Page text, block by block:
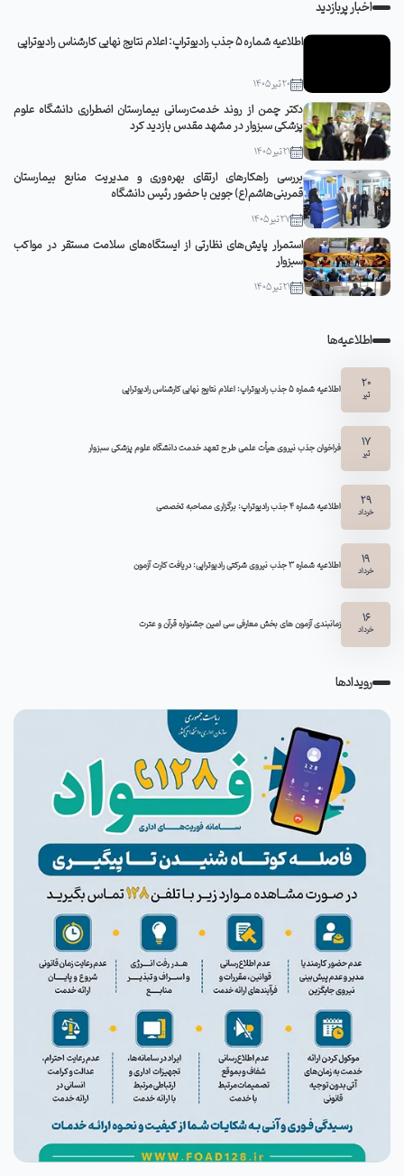
اخبار پربازدید
اطلاعیه شماره 5 جذب رادیوتراپ: اعلام نتایج نهایی کارشناس رادیوتراپی
20 تیر 1405
دکتر چمن از روند خدمت‌رسانی بیمارستان اضطراری دانشگاه علوم
پزشکی سبزوار در مشهد مقدس بازدید کرد
21 تیر 1405
بررسی راهکارهای ارتقای بهره‌وری و مدیریت منابع بیمارستان
قمربنی‌هاشم(ع) جوین با حضور رئیس دانشگاه
27 تیر 1405
استمرار پایش‌های نظارتی از ایستگاه‌های سلامت مستقر در مواکب
سبزوار
21 تیر 1405
اطلاعیه‌ها
20
تیر اطلاعیه شماره 5 جذب رادیوتراپ: اعلام نتایج نهایی کارشناس رادیوتراپی
17
تیر فراخوان جذب نیروی هیأت علمی طرح تعهد خدمت دانشگاه علوم پزشکی سبزوار
29
خرداد اطلاعیه شماره ۴ جذب رادیوتراپ: برگزاری مصاحبه تخصصی
19
خرداد اطلاعیه شماره 3 جذب نیروی شرکتی رادیوتراپی: دریافت کارت آزمون
16
خرداد زمانبندی آزمون های بخش معارفی سی امین جشنواره قرآن و عترت
رویدادها